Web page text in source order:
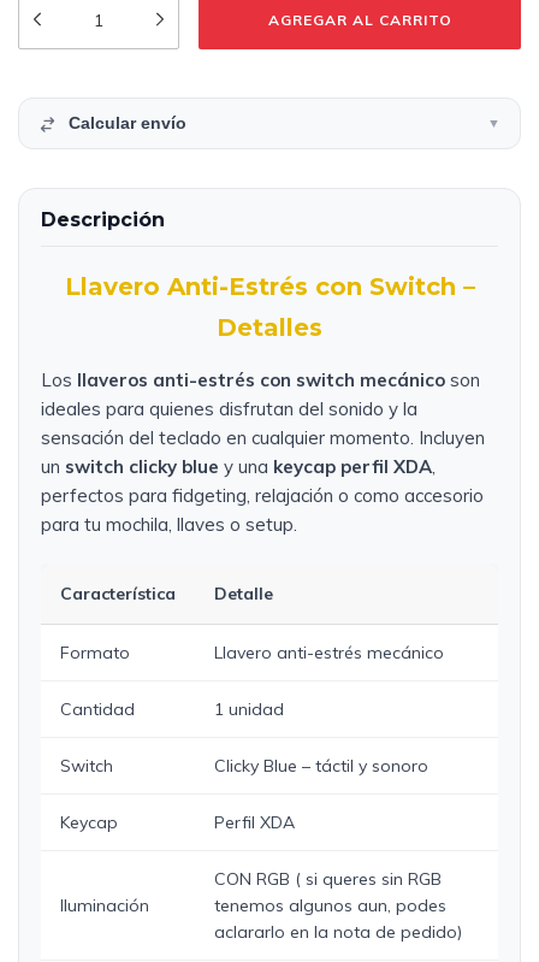
Calcular envío ▼
Descripción
Llavero Anti-Estrés con Switch –
Detalles
Los llaveros anti-estrés con switch mecánico son
ideales para quienes disfrutan del sonido y la
sensación del teclado en cualquier momento. Incluyen
un switch clicky blue y una keycap perfil XDA,
perfectos para fidgeting, relajación o como accesorio
para tu mochila, llaves o setup.
Característica Detalle
Formato Llavero anti-estrés mecánico
Cantidad 1 unidad
Switch Clicky Blue – táctil y sonoro
Keycap Perfil XDA
Iluminación
CON RGB ( si queres sin RGB
tenemos algunos aun, podes
aclararlo en la nota de pedido)